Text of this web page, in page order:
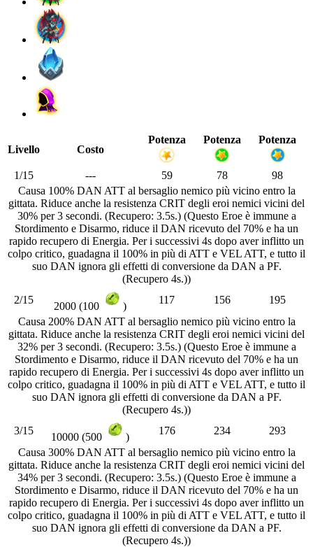
Livello Costo
Potenza Potenza Potenza
1/15 --- 59 78
98
Causa 100% DAN ATT al bersaglio nemico più vicino entro la
gittata. Riduce anche la resistenza CRIT degli eroi nemici vicini del
30% per 3 secondi. (Recupero: 3.5s.) (Questo Eroe è immune a
Stordimento e Disarmo, riduce il DAN ricevuto del 70% e ha un
rapido recupero di Energia. Per i successivi 4s dopo aver inflitto un
colpo critico, guadagna il 100% in più di ATT e VEL ATT, e tutto il
suo DAN ignora gli effetti di conversione da DAN a PF.
(Recupero 4s.))
2/15
2000 (100 )
117 156
195
Causa 200% DAN ATT al bersaglio nemico più vicino entro la
gittata. Riduce anche la resistenza CRIT degli eroi nemici vicini del
32% per 3 secondi. (Recupero: 3.5s.) (Questo Eroe è immune a
Stordimento e Disarmo, riduce il DAN ricevuto del 70% e ha un
rapido recupero di Energia. Per i successivi 4s dopo aver inflitto un
colpo critico, guadagna il 100% in più di ATT e VEL ATT, e tutto il
suo DAN ignora gli effetti di conversione da DAN a PF.
(Recupero 4s.))
3/15
10000 (500 )
176 234
293
Causa 300% DAN ATT al bersaglio nemico più vicino entro la
gittata. Riduce anche la resistenza CRIT degli eroi nemici vicini del
34% per 3 secondi. (Recupero: 3.5s.) (Questo Eroe è immune a
Stordimento e Disarmo, riduce il DAN ricevuto del 70% e ha un
rapido recupero di Energia. Per i successivi 4s dopo aver inflitto un
colpo critico, guadagna il 100% in più di ATT e VEL ATT, e tutto il
suo DAN ignora gli effetti di conversione da DAN a PF.
(Recupero 4s.))